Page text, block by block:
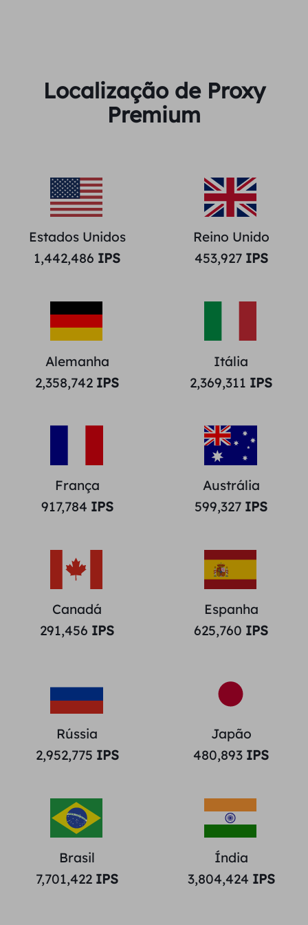
Localização de Proxy
Premium
Estados Unidos
1,442,486 IPS
Reino Unido
453,927IPS
Alemanha
2,358,742 IPS
Itália
2,369,311 IPS
França
917,784 IPS
Austrália
599,327 IPS
Canadá
291,456 IPS
Espanha
625,760 IPS
Rússia
2,952,775 IPS
Japão
480,893 IPS
Brasil
7,701,422 IPS
Índia
3,804,424 IPS